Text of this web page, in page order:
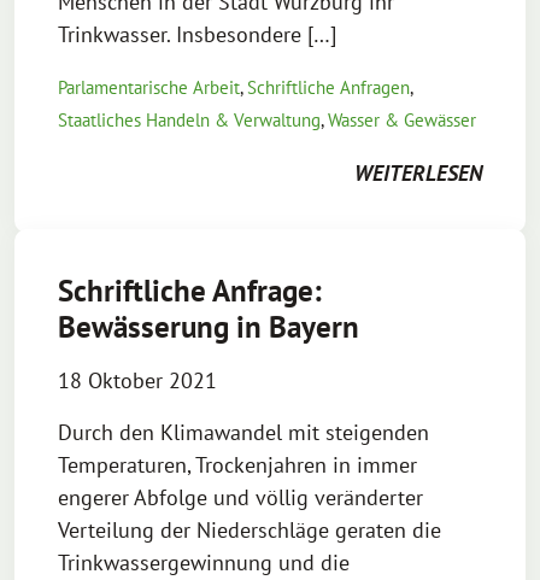
Trinkwasser. Insbesondere […]
Parlamentarische Arbeit,Schriftliche Anfragen,
Staatliches Handeln & Verwaltung,Wasser & Gewässer
WEITERLESEN
Schriftliche Anfrage:
Bewässerung in Bayern
18 Oktober 2021
Durch den Klimawandel mit steigenden
Temperaturen, Trockenjahren in immer
engerer Abfolge und völlig veränderter
Verteilung der Niederschläge geraten die
Trinkwassergewinnung und die